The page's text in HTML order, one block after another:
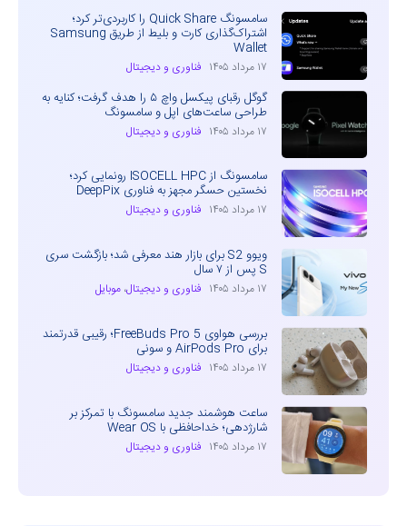
سامسونگ Quick Share را کاربردی‌تر کرد؛
اشتراک‌گذاری کارت و بلیط از طریق Samsung
Wallet
۱۷ مرداد ۱۴۰۵ فناوری و دیجیتال
گوگل رقبای پیکسل واچ ۵ را هدف گرفت؛ کنایه به
طراحی ساعت‌های اپل و سامسونگ
۱۷ مرداد ۱۴۰۵ فناوری و دیجیتال
سامسونگ از ISOCELL HPC رونمایی کرد؛
نخستین حسگر مجهز به فناوری DeepPix
۱۷ مرداد ۱۴۰۵ فناوری و دیجیتال
ویوو S2 برای بازار هند معرفی شد؛ بازگشت سری
S پس از ۷ سال
۱۷ مرداد ۱۴۰۵ فناوری و دیجیتال، موبایل
بررسی هواوی FreeBuds Pro 5؛ رقیبی قدرتمند
برای AirPods Pro و سونی
۱۷ مرداد ۱۴۰۵ فناوری و دیجیتال
ساعت هوشمند جدید سامسونگ با تمرکز بر
شارژدهی؛ خداحافظی با Wear OS
۱۷ مرداد ۱۴۰۵ فناوری و دیجیتال